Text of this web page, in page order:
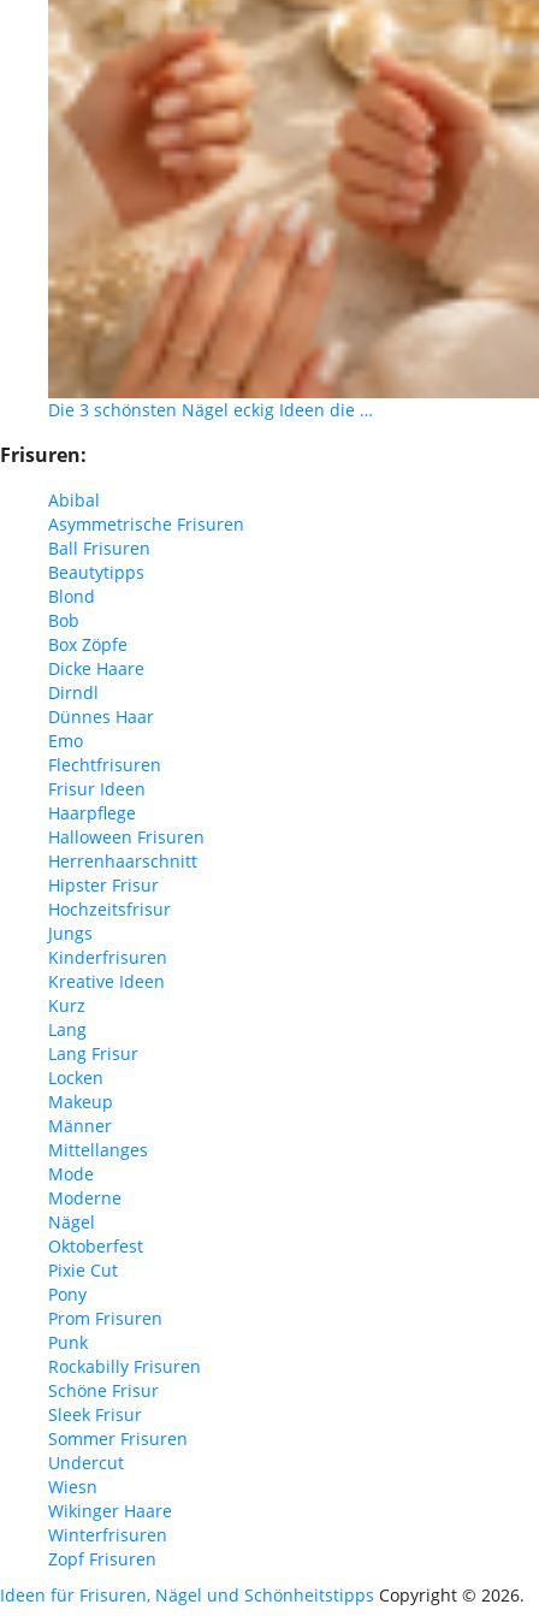
Die 3 schönsten Nägel eckig Ideen die …
Frisuren:
Abibal
Asymmetrische Frisuren
Ball Frisuren
Beautytipps
Blond
Bob
Box Zöpfe
Dicke Haare
Dirndl
Dünnes Haar
Emo
Flechtfrisuren
Frisur Ideen
Haarpflege
Halloween Frisuren
Herrenhaarschnitt
Hipster Frisur
Hochzeitsfrisur
Jungs
Kinderfrisuren
Kreative Ideen
Kurz
Lang
Lang Frisur
Locken
Makeup
Männer
Mittellanges
Mode
Moderne
Nägel
Oktoberfest
Pixie Cut
Pony
Prom Frisuren
Punk
Rockabilly Frisuren
Schöne Frisur
Sleek Frisur
Sommer Frisuren
Undercut
Wiesn
Wikinger Haare
Winterfrisuren
Zopf Frisuren
Ideen für Frisuren, Nägel und Schönheitstipps Copyright © 2026.